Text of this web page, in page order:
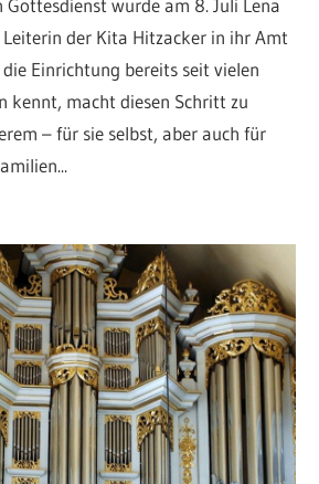
wurde am 8. Juli Lena
Leiterin der Kita Hitzacker in ihr Amt
Einrichtung bereits seit vielen
kennt, macht diesen Schritt zu
– für sie selbst, aber auch für